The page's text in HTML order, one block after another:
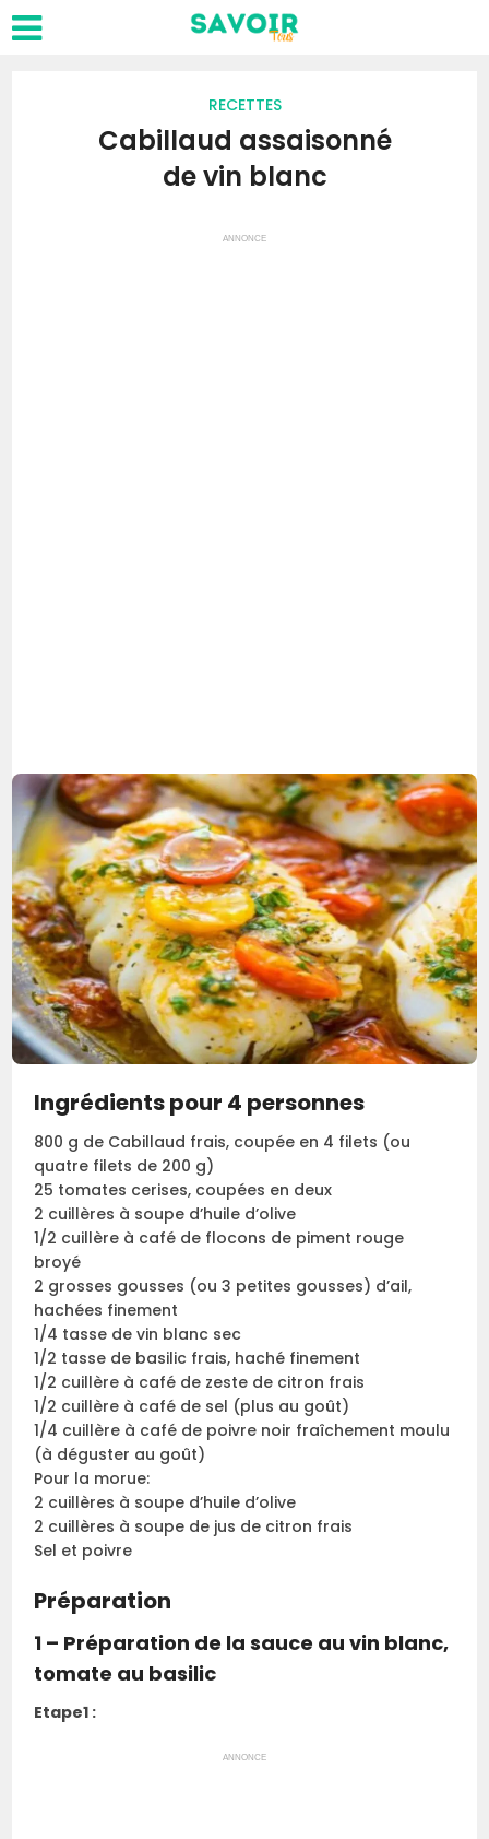
RECETTES
Cabillaud assaisonné
de vin blanc
ANNONCE
Ingrédients pour 4 personnes
800 g de Cabillaud frais, coupée en 4 filets (ou
quatre filets de 200 g)
25 tomates cerises, coupées en deux
2 cuillères à soupe d’huile d’olive
1/2 cuillère à café de flocons de piment rouge
broyé
2 grosses gousses (ou 3 petites gousses) d’ail,
hachées finement
1/4 tasse de vin blanc sec
1/2 tasse de basilic frais, haché finement
1/2 cuillère à café de zeste de citron frais
1/2 cuillère à café de sel (plus au goût)
1/4 cuillère à café de poivre noir fraîchement moulu
(à déguster au goût)
Pour la morue:
2 cuillères à soupe d’huile d’olive
2 cuillères à soupe de jus de citron frais
Sel et poivre
Préparation
1 – Préparation de la sauce au vin blanc,
tomate au basilic
Etape1 :
ANNONCE